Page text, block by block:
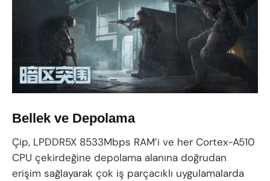
Bellek ve Depolama
Çip, LPDDR5X 8533Mbps RAM’i ve her Cortex-A510
CPU çekirdeğine depolama alanına doğrudan
erişim sağlayarak çok iş parçacıklı uygulamalarda